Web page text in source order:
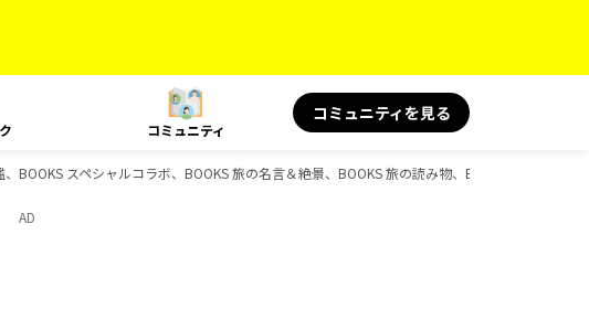
コミュニティ
コミュニティを見る
スペシャルコラボ、BOOKS 旅の名言＆絶景、BOOKS 旅の読み物、BOOKSのガイドブ
AD